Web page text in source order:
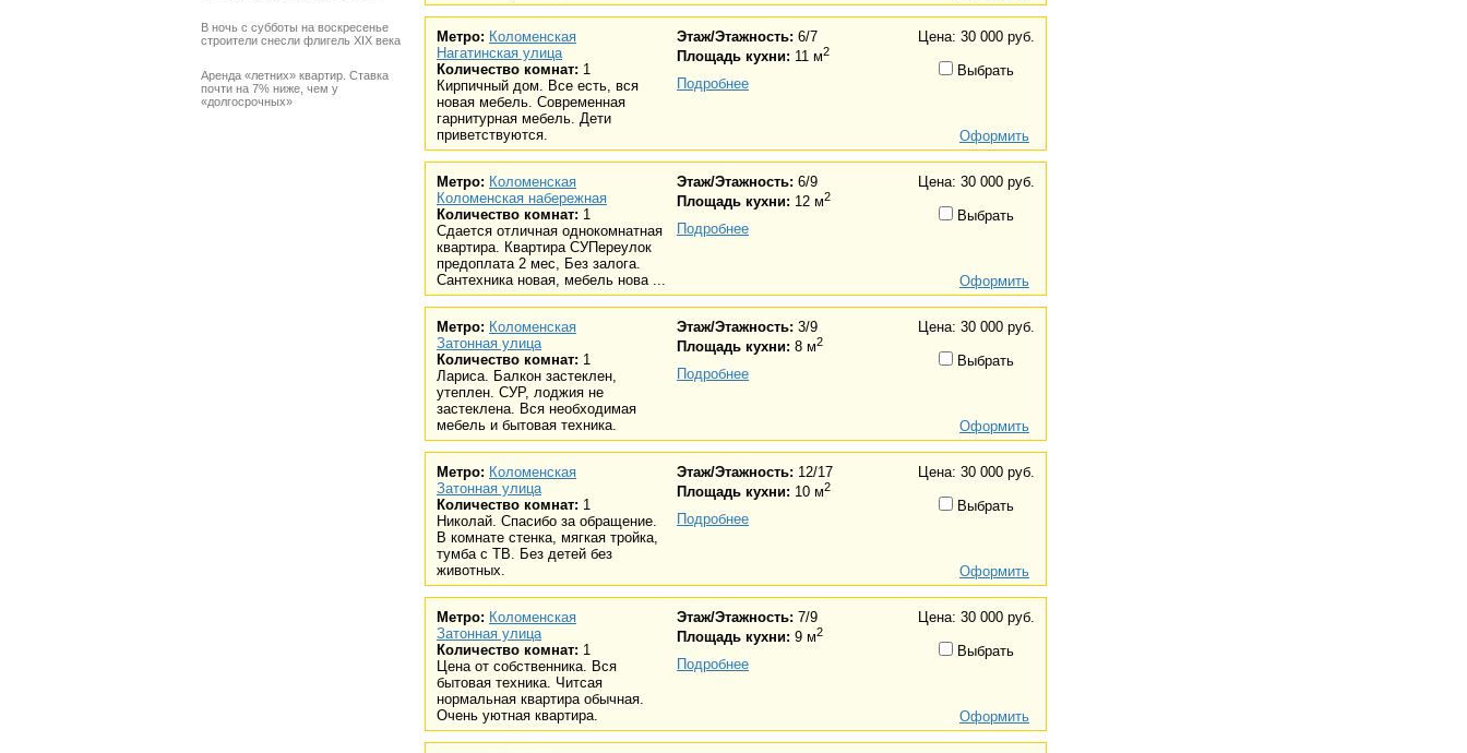
В ночь с субботы на воскресенье
строители снесли флигель XIX века
Аренда «летних» квартир. Ставка
почти на 7% ниже, чем у
«долгосрочных»
Метро: Коломенская
Нагатинская улица
Количество комнат: 1
Кирпичный дом. Все есть, вся
новая мебель. Современная
гарнитурная мебель. Дети
приветствуются.
Этаж/Этажность: 6/7
Площадь кухни: 11 м2
Подробнее
Цена: 30 000 руб.
Выбрать
Оформить
Метро: Коломенская
Коломенская набережная
Количество комнат: 1
Сдается отличная однокомнатная
квартира. Квартира СУПереулок
предоплата 2 мес, Без залога.
Сантехника новая, мебель нова ...
Этаж/Этажность: 6/9
Площадь кухни: 12 м2
Подробнее
Цена: 30 000 руб.
Выбрать
Оформить
Метро: Коломенская
Затонная улица
Количество комнат: 1
Лариса. Балкон застеклен,
утеплен. СУР, лоджия не
застеклена. Вся необходимая
мебель и бытовая техника.
Этаж/Этажность: 3/9
Площадь кухни: 8 м2
Подробнее
Цена: 30 000 руб.
Выбрать
Оформить
Метро: Коломенская
Затонная улица
Количество комнат: 1
Николай. Спасибо за обращение.
В комнате стенка, мягкая тройка,
тумба с ТВ. Без детей без
животных.
Этаж/Этажность: 12/17
Площадь кухни: 10 м2
Подробнее
Цена: 30 000 руб.
Выбрать
Оформить
Метро: Коломенская
Затонная улица
Количество комнат: 1
Цена от собственника. Вся
бытовая техника. Читсая
нормальная квартира обычная.
Очень уютная квартира.
Этаж/Этажность: 7/9
Площадь кухни: 9 м2
Подробнее
Цена: 30 000 руб.
Выбрать
Оформить